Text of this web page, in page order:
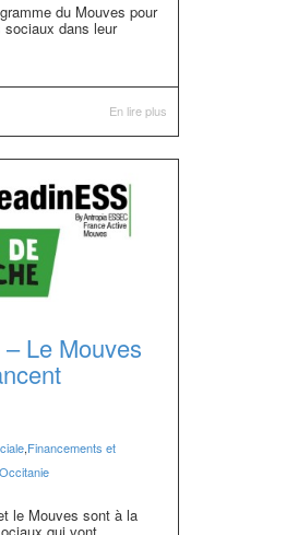
du Mouves pour
sociaux dans leur
En lire plus
Le Mouves
,Financements et
Occitanie
le Mouves sont à la